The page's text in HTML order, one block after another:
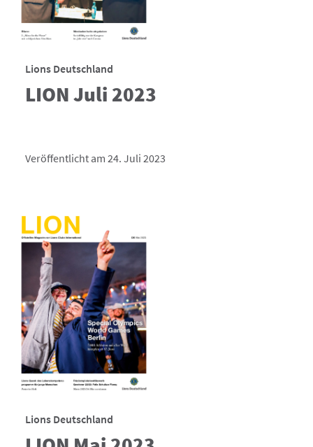
Lions Deutschland
LION Juli 2023
Veröffentlicht am 24. Juli 2023
Lions Deutschland